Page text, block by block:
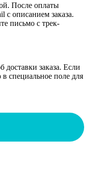
После оплаты
с описанием заказа.
письмо с трек-
доставки заказа. Если
в специальное поле для